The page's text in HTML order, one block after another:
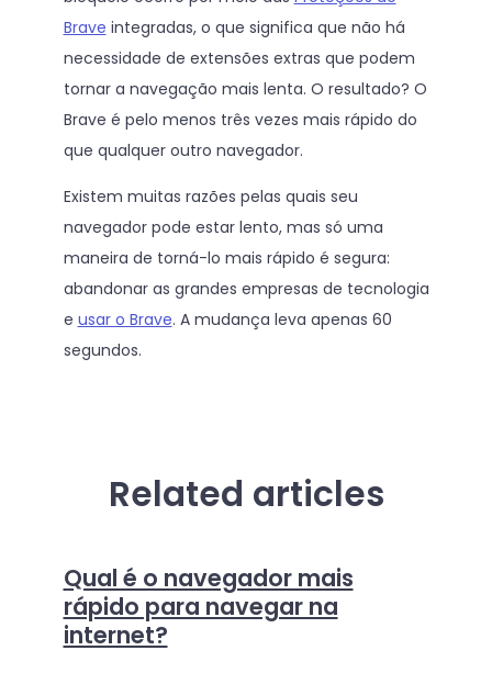
Brave integradas, o que significa que não há
necessidade de extensões extras que podem
tornar a navegação mais lenta. O resultado? O
Brave é pelo menos três vezes mais rápido do
que qualquer outro navegador.
Existem muitas razões pelas quais seu
navegador pode estar lento, mas só uma
maneira de torná-lo mais rápido é segura:
abandonar as grandes empresas de tecnologia
e usar o Brave. A mudança leva apenas 60
segundos.
Related articles
Qual é o navegador mais
rápido para navegar na
internet?